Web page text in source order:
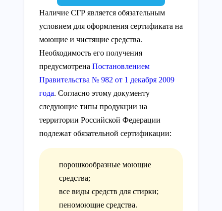
Наличие СГР является обязательным
условием для оформления сертификата на
моющие и чистящие средства.
Необходимость его получения
предусмотрена Постановлением
Правительства № 982 от 1 декабря 2009
года. Согласно этому документу
следующие типы продукции на
территории Российской Федерации
подлежат обязательной сертификации:
порошкообразные моющие
средства;
все виды средств для стирки;
пеномоющие средства.